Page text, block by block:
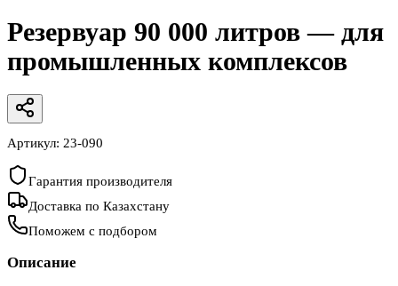
Резервуар 90 000 литров — для
промышленных комплексов
Артикул: 23-090
Гарантия производителя
Доставка по Казахстану
Поможем с подбором
Описание